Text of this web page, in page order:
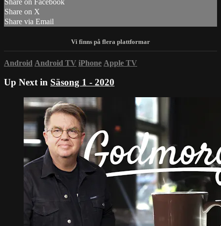
Share on Facebook
Share on X
Share via Email
Android Android TV iPhone Apple TV
Up Next in Säsong 1 - 2020